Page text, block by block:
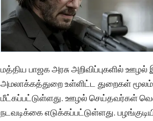
மத்திய பாஜக அரசு அறிவிப்புகளில் ஊழல்
அமலாக்கத்துறை உள்ளிட்ட துறைகள் மூலம்
மீட்கப்பட்டுள்ளது. ஊழல் செய்தவர்கள்
நடவடிக்கை எடுக்கப்பட்டுள்ளது.